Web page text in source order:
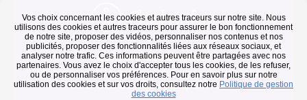
Vos choix concernant les cookies et autres traceurs sur notre site. Nous
utilisons des cookies et autres traceurs pour assurer le bon fonctionnement
de notre site, proposer des vidéos, personnaliser nos contenus et nos
publicités, proposer des fonctionnalités liées aux réseaux sociaux, et
analyser notre trafic. Ces informations peuvent être partagées avec nos
partenaires. Vous avez le choix d'accepter tous les cookies, de les refuser,
ou de personnaliser vos préférences. Pour en savoir plus sur notre
utilisation des cookies et sur vos droits, consultez notre Politique de gestion
des cookies
Flash infos
Collecte des déchets
En raison des températures, le passage de nos camions
est avancé d'une heure jusqu'au 14 août.
Horaires de collecte adaptés aux périodes de fortes